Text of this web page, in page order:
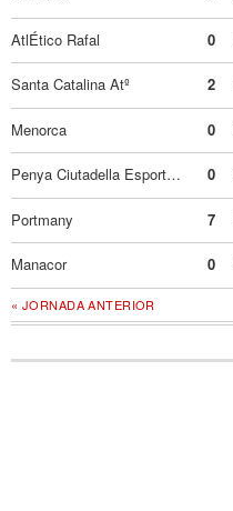
AtlÉtico Rafal 0
Santa Catalina Atº 2
Menorca 0
Penya Ciutadella Esportiva 0
Portmany 7
Manacor 0
« JORNADA ANTERIOR